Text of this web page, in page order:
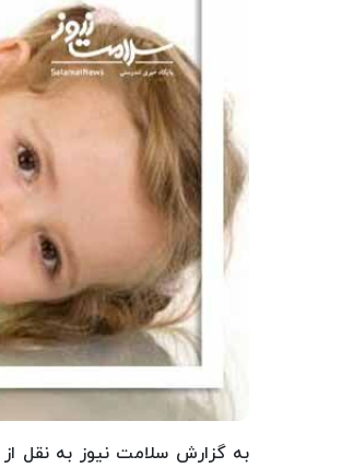
به گزارش سلامت نیوز به نقل